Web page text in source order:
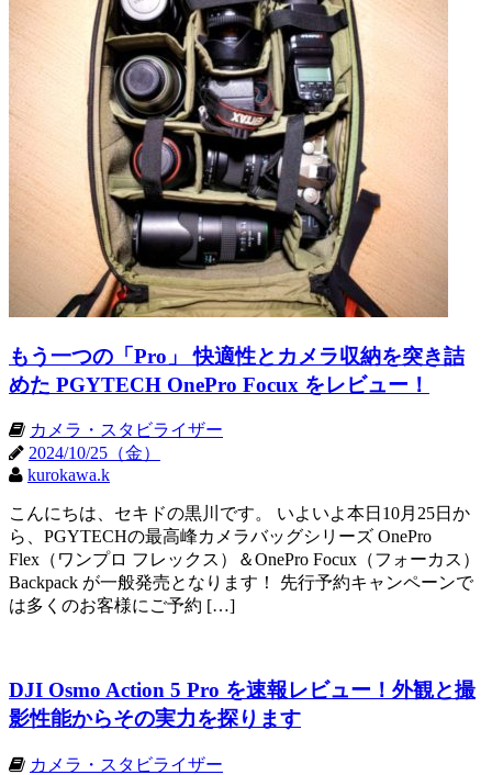
もう一つの「Pro」 快適性とカメラ収納を突き詰
めた PGYTECH OnePro Focux をレビュー！
カメラ・スタビライザー
2024/10/25（金）
kurokawa.k
こんにちは、セキドの黒川です。 いよいよ本日10月25日か
ら、PGYTECHの最高峰カメラバッグシリーズ OnePro
Flex（ワンプロ フレックス）＆OnePro Focux（フォーカス）
Backpack が一般発売となります！ 先行予約キャンペーンで
は多くのお客様にご予約 […]
DJI Osmo Action 5 Pro を速報レビュー！外観と撮
影性能からその実力を探ります
カメラ・スタビライザー